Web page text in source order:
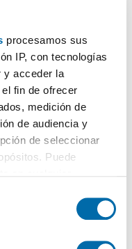
procesamos sus
IP, con tecnologías
y acceder la
fin de ofrecer
medición de
de audiencia y
de seleccionar
Puede
Emisiones